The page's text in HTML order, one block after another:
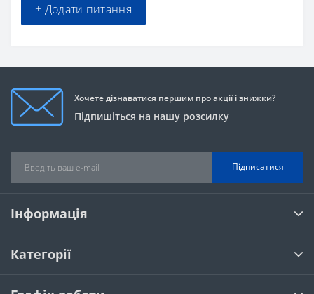
+ Додати питання
Хочете дізнаватися першим про акції і знижки?
Підпишіться на нашу розсилку
Підписатися
Інформація
Категорії